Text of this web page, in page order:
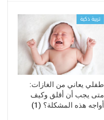
تربية ذكية
طفلي يعاني من الغازات:
متى يجب أن أقلق وكيف
أواجه هذه المشكلة؟ (1)